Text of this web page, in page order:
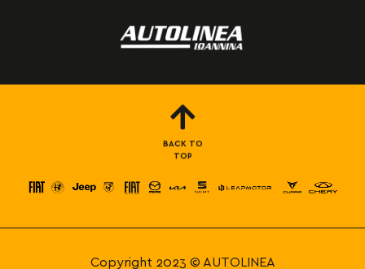
BACK TO
TOP
Copyright 2023 © AUTOLINEA